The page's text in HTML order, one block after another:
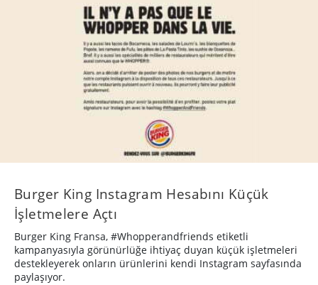
Burger King Instagram Hesabını Küçük
İşletmelere Açtı
Burger King Fransa, #Whopperandfriends etiketli
kampanyasıyla görünürlüğe ihtiyaç duyan küçük işletmeleri
destekleyerek onların ürünlerini kendi Instagram sayfasında
paylaşıyor.